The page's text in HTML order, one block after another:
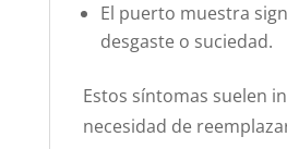
El puerto muestra
desgaste o suciedad.
Estos síntomas suelen
necesidad de